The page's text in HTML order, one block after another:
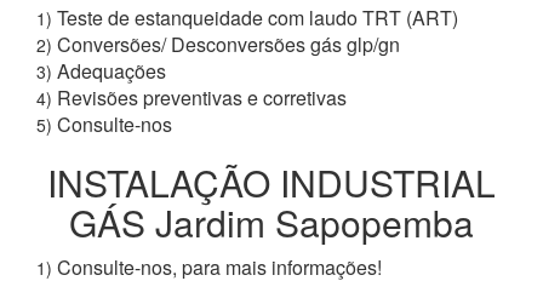
1) Teste de estanqueidade com laudo TRT (ART)
2) Conversões/ Desconversões gás glp/gn
3) Adequações
4) Revisões preventivas e corretivas
5) Consulte-nos
INSTALAÇÃO INDUSTRIAL
GÁS Jardim Sapopemba
1) Consulte-nos, para mais informações!